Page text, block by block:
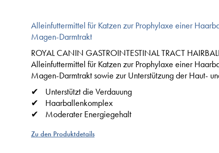
Alleinfuttermittel für Katzen zur Prophylaxe einer
Magen-Darmtrakt
ROYAL CANIN GASTROINTESTINAL TRACT
Alleinfuttermittel für Katzen zur Prophylaxe einer
Magen-Darmtrakt sowie zur Unterstützung der Haut-
Unterstützt die Verdauung
Haarballenkomplex
Moderater Energiegehalt
Zu den Produktdetails